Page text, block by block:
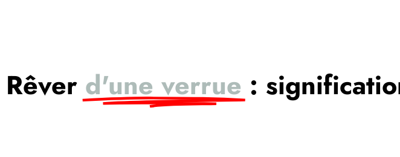
Rêver d'une verrue :